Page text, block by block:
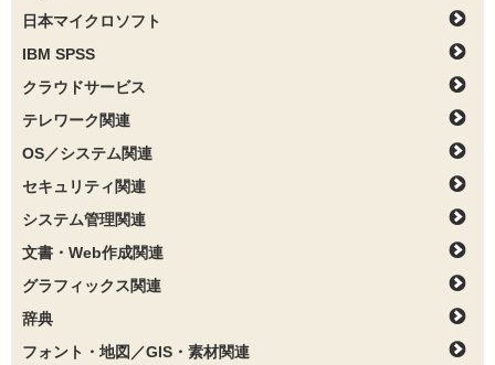
日本マイクロソフト
IBM SPSS
クラウドサービス
テレワーク関連
OS／システム関連
セキュリティ関連
システム管理関連
文書・Web作成関連
グラフィックス関連
辞典
フォント・地図／GIS・素材関連